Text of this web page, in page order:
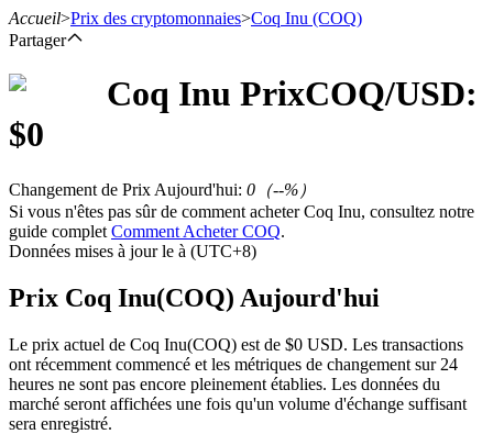
Contrats à terme
Futures USDT
Futures utilisant l'USDT comme garantie
Accueil>Prix des cryptomonnaies>Coq Inu (COQ)
Partager
Coq Inu PrixCOQ/USD:
$0
Changement de Prix Aujourd'hui: 0 （--%）
Si vous n'êtes pas sûr de comment acheter Coq Inu, consultez notre
guide complet Comment Acheter COQ.
Données mises à jour le à (UTC+8)
Prix Coq Inu(COQ) Aujourd'hui
Le prix actuel de Coq Inu(COQ) est de $0 USD. Les transactions
ont récemment commencé et les métriques de changement sur 24
heures ne sont pas encore pleinement établies. Les données du
marché seront affichées une fois qu'un volume d'échange suffisant
sera enregistré.